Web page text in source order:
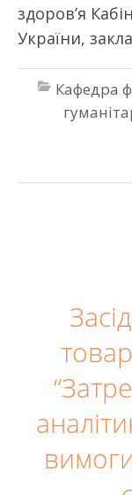
здоров’я
України,
Кафедра